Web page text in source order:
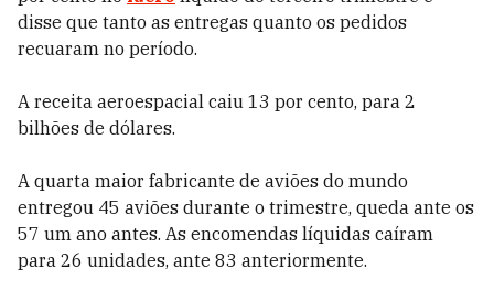
disse que tanto as entregas quanto os pedidos
recuaram no período.
A receita aeroespacial caiu 13 por cento, para 2
bilhões de dólares.
A quarta maior fabricante de aviões do mundo
entregou 45 aviões durante o trimestre, queda ante os
57 um ano antes. As encomendas líquidas caíram
para 26 unidades, ante 83 anteriormente.